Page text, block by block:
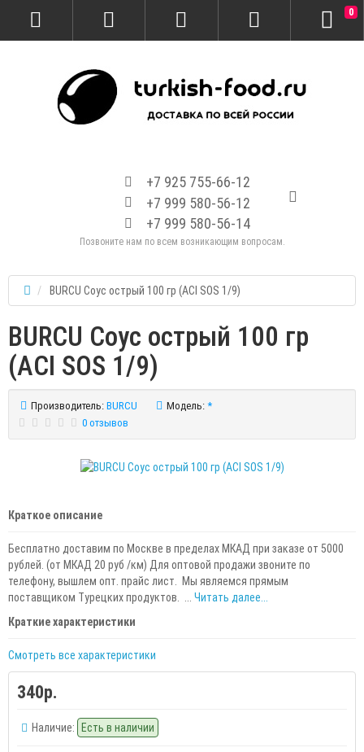
+7 925 755-66-12
+7 999 580-56-12
+7 999 580-56-14
Позвоните нам по всем возникающим вопросам.
0
BURCU Соус острый 100 гр (ACI SOS 1/9)
BURCU Соус острый 100 гр
(ACI SOS 1/9)
Производитель: BURCU Модель: *
0 отзывов
Краткое описание
Бесплатно доставим по Москве в пределах МКАД при заказе от 5000
рублей. (от МКАД 20 руб /км) Для оптовой продажи звоните по
телефону, вышлем опт. прайс лист. Мы являемся прямым
поставщиком Турецких продуктов. ... Читать далее...
Краткие характеристики
Смотреть все характеристики
340р.
Наличие: Есть в наличии